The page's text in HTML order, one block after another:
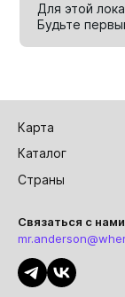
Для этой
Будьте
Карта
Каталог
Страны
Связаться с нами